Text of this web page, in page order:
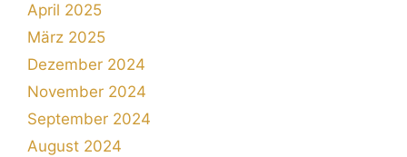
April 2025
März 2025
Dezember 2024
November 2024
September 2024
August 2024